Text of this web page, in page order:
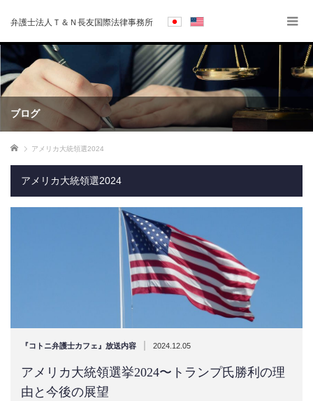
弁護士法人Ｔ＆Ｎ長友国際法律事務所
ブログ
ホーム アメリカ大統領選2024
アメリカ大統領選2024
『コトニ弁護士カフェ』放送内容 | 2024.12.05
アメリカ大統領選挙2024〜トランプ氏勝利の理
由と今後の展望